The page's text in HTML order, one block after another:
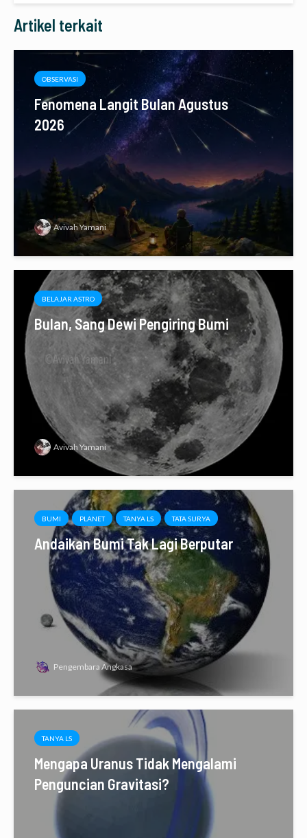
Artikel terkait
OBSERVASI
Fenomena Langit Bulan Agustus
2026
Avivah Yamani
BELAJAR ASTRO
Bulan, Sang Dewi Pengiring Bumi
Avivah Yamani
BUMI PLANET TANYA LS TATA SURYA
Andaikan Bumi Tak Lagi Berputar
Pengembara Angkasa
TANYA LS
Mengapa Uranus Tidak Mengalami
Penguncian Gravitasi?